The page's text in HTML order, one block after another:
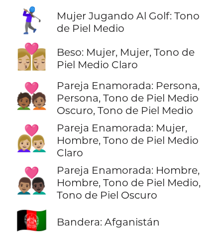
🏌🏽‍♀️
Mujer Jugando Al Golf: Tono
de Piel Medio
👩🏼‍❤️‍💋‍👩🏼
Beso: Mujer, Mujer, Tono de
Piel Medio Claro
🧑🏾‍❤️‍🧑🏽
Pareja Enamorada: Persona,
Persona, Tono de Piel Medio
Oscuro, Tono de Piel Medio
👩🏼‍❤️‍👨🏼
Pareja Enamorada: Mujer,
Hombre, Tono de Piel Medio
Claro
👨🏽‍❤️‍👨🏿
Pareja Enamorada: Hombre,
Hombre, Tono de Piel Medio,
Tono de Piel Oscuro
🇦🇫 Bandera: Afganistán